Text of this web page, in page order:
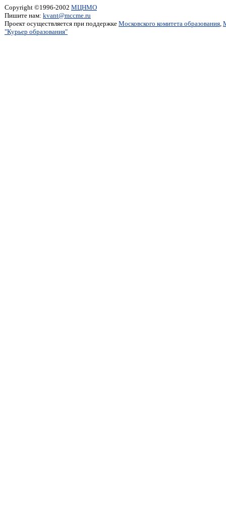
Copyright ©1996-2002 МЦНМО
Пишите нам: kvant@mccme.ru
Проект осуществляется при поддержке Московского комитета образования,
"Курьер образования"